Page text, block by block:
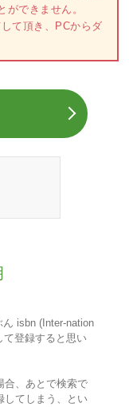
できません。
て頂き、PCからダ
isbn (Inter-nation
て登録すると思い
合、あとで検索で
してしまう、とい